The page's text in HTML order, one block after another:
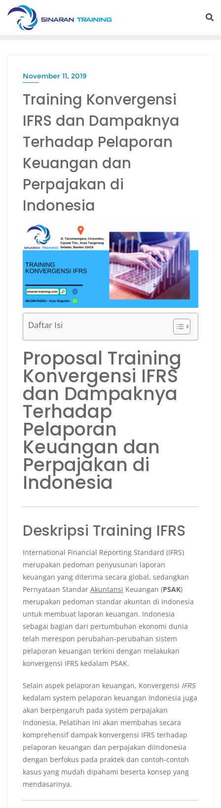
Skip
content
November 11, 2019
Training Konvergensi
IFRS dan Dampaknya
Terhadap Pelaporan
Keuangan dan
Perpajakan di
Indonesia
Daftar Isi
Proposal Training
Konvergensi IFRS
dan Dampaknya
Terhadap
Pelaporan
Keuangan dan
Perpajakan di
Indonesia
Deskripsi Training IFRS
International Financial Reporting Standard (IFRS)
merupakan pedoman penyusunan laporan
keuangan yang diterima secara global, sedangkan
Pernyataan Standar Akuntansi Keuangan (PSAK)
merupakan pedoman standar akuntan di Indonesia
untuk membuat laporan keuangan. Indonesia
sebagai bagian dari pertumbuhan ekonomi dunia
telah merespon perubahan-perubahan sistem
pelaporan keuangan terkini dengan melakukan
konvergensi IFRS kedalam PSAK.
Selain aspek pelaporan keuangan, Konvergensi IFRS
kedalam system pelaporan keuangan Indonesia juga
akan berpengaruh pada system perpajakan
Indonesia, Pelatihan ini akan membahas secara
komprehensif dampak konvergensi IFRS terhadap
pelaporan keuangan dan perpajakan diIndonesia
dengan berfokus pada praktek dan contoh-contoh
kasus yang mudah dipahami beserta konsep yang
mendasarinya.